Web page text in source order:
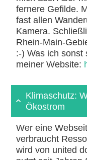
fernere Gefilde.
fast allen
Kamera.
Rhein-Main-
:-) Was ich sonst
meiner Website:
Klimaschutz:
Ökostrom
Wer eine
verbraucht
wird von united